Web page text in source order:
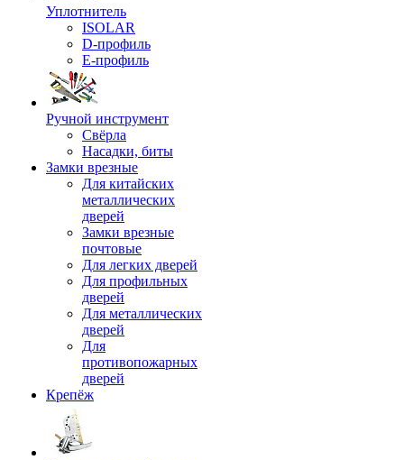
Уплотнитель
ISOLAR
D-профиль
Е-профиль
Ручной инструмент
Свёрла
Насадки, биты
Замки врезные
Для китайских
металлических
дверей
Замки врезные
почтовые
Для легких дверей
Для профильных
дверей
Для металлических
дверей
Для
противопожарных
дверей
Крепёж